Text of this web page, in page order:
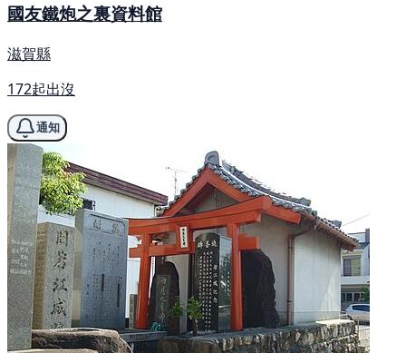
國友鐵炮之裏資料館
滋賀縣
172起出沒
通知